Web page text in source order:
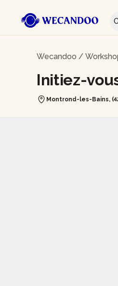
Wecandoo /
Initiez-
Montrond-les-Bains,